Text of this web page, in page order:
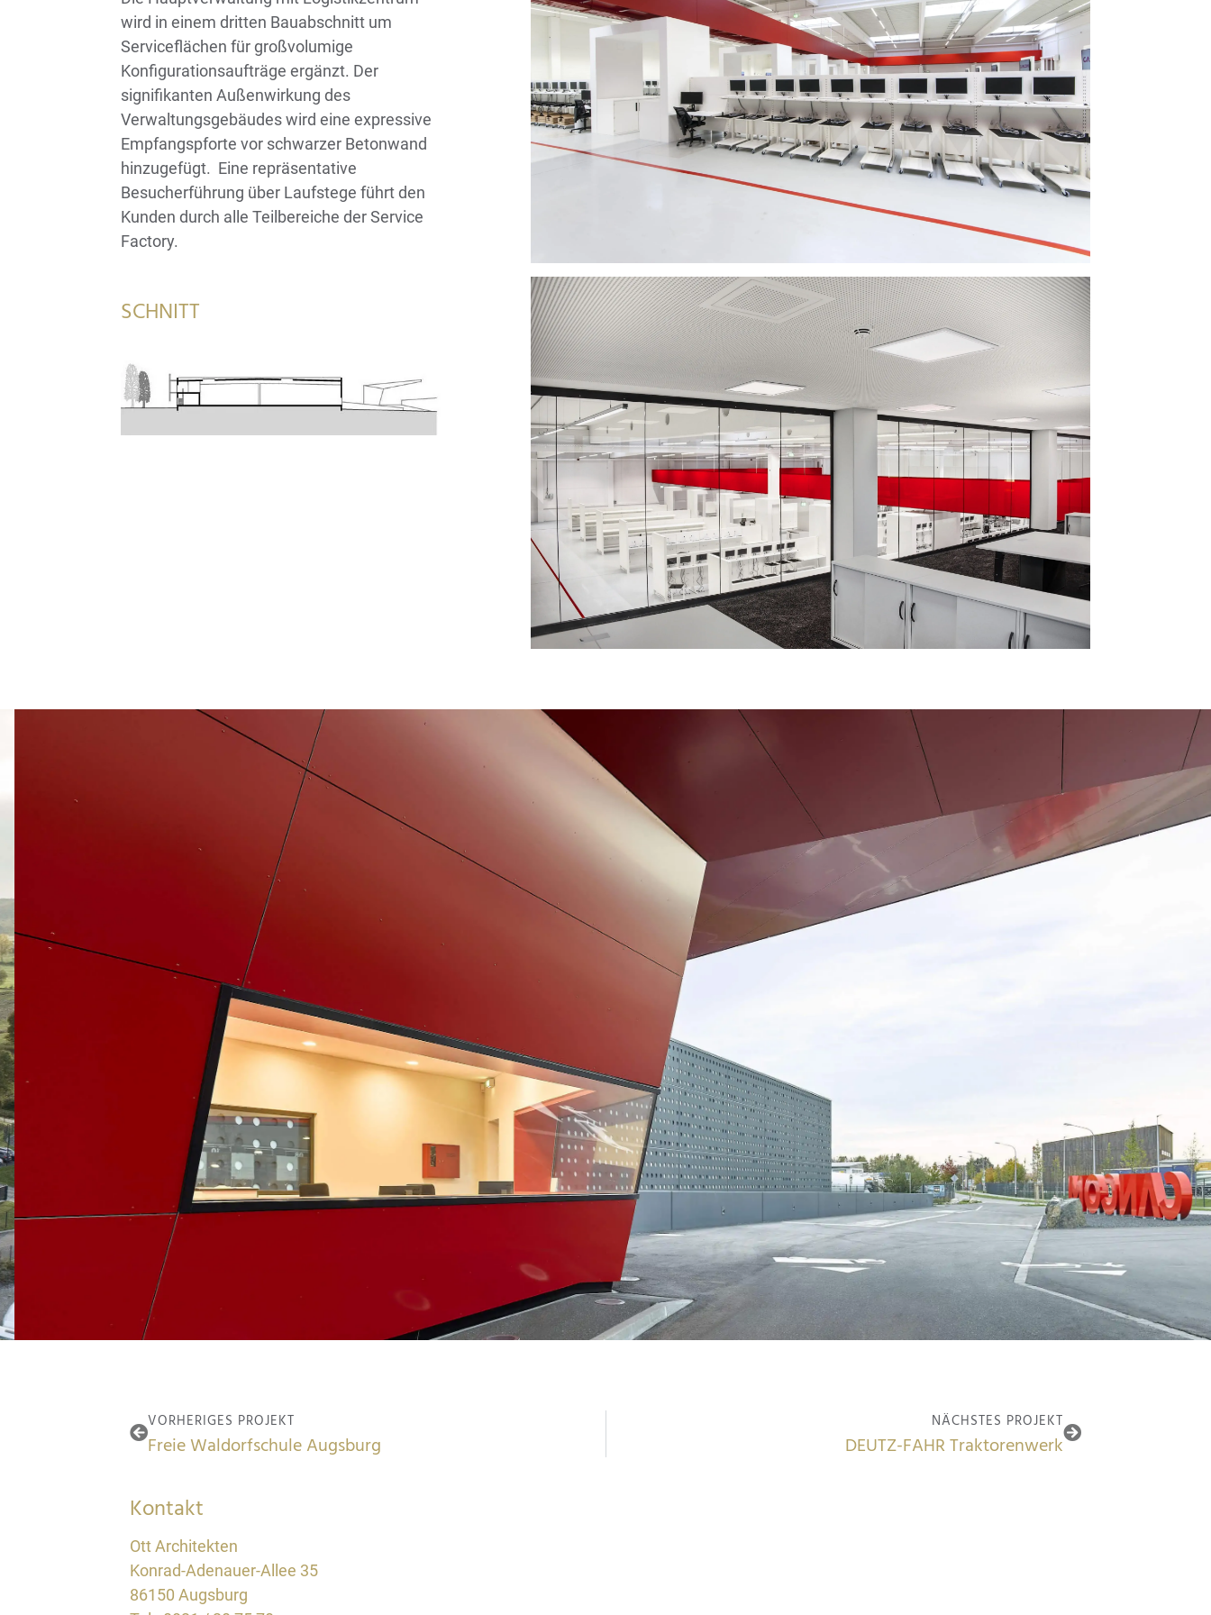
wird in einem dritten Bauabschnitt um
Serviceflächen für großvolumige
Konfigurationsaufträge ergänzt. Der
signifikanten Außenwirkung des
Verwaltungsgebäudes wird eine expressive
Empfangspforte vor schwarzer Betonwand
hinzugefügt. Eine repräsentative
Besucherführung über Laufstege führt den
Kunden durch alle Teilbereiche der Service
Factory.
SCHNITT
VORHERIGES PROJEKT
Freie Waldorfschule Augsburg
NÄCHSTES PROJEKT
DEUTZ-FAHR Traktorenwerk
Kontakt
Ott Architekten
Konrad-Adenauer-Allee 35
86150 Augsburg